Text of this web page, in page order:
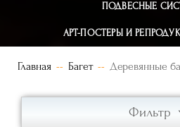
ПОДВЕСНЫЕ
АРТ-ПОСТЕРЫ И
Главная Багет Деревянные
Фильтр